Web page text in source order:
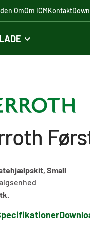
OmOm ICMKontakt
Small